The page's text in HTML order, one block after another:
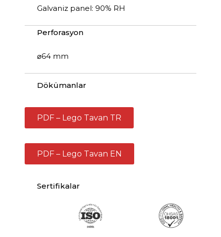
Galvaniz panel: 90% RH
Perforasyon
⌀64 mm
Dökümanlar
PDF – Lego Tavan TR
PDF – Lego Tavan EN
Sertifikalar